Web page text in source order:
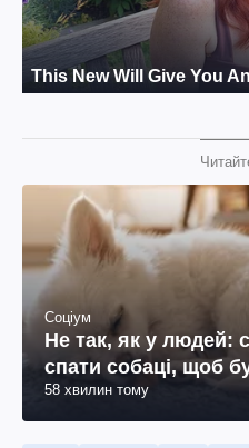
Соціум
Не так, як у людей:
спати собаці, щоб
58 хвилин тому